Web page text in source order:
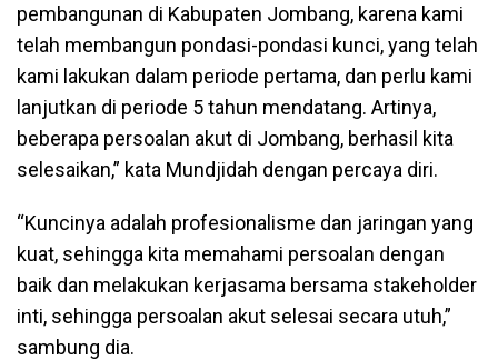
pembangunan di Kabupaten Jombang, karena kami
telah membangun pondasi-pondasi kunci, yang telah
kami lakukan dalam periode pertama, dan perlu kami
lanjutkan di periode 5 tahun mendatang. Artinya,
beberapa persoalan akut di Jombang, berhasil kita
selesaikan,” kata Mundjidah dengan percaya diri.
“Kuncinya adalah profesionalisme dan jaringan yang
kuat, sehingga kita memahami persoalan dengan
baik dan melakukan kerjasama bersama stakeholder
inti, sehingga persoalan akut selesai secara utuh,”
sambung dia.